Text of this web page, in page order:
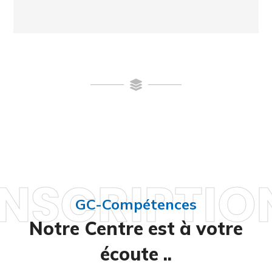
GC-Compétences
Notre Centre est à votre
écoute ..